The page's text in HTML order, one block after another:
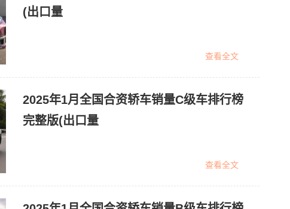
(出口量
查看全文
2025年1月全国合资轿车销量C级车排行榜
完整版(出口量
查看全文